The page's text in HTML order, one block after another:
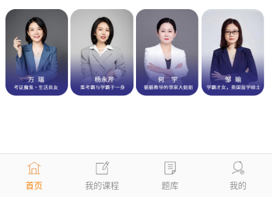
首页 我的课程 题库 我的